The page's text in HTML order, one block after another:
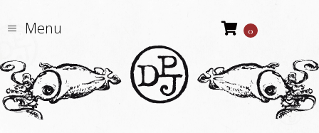
Menu 0